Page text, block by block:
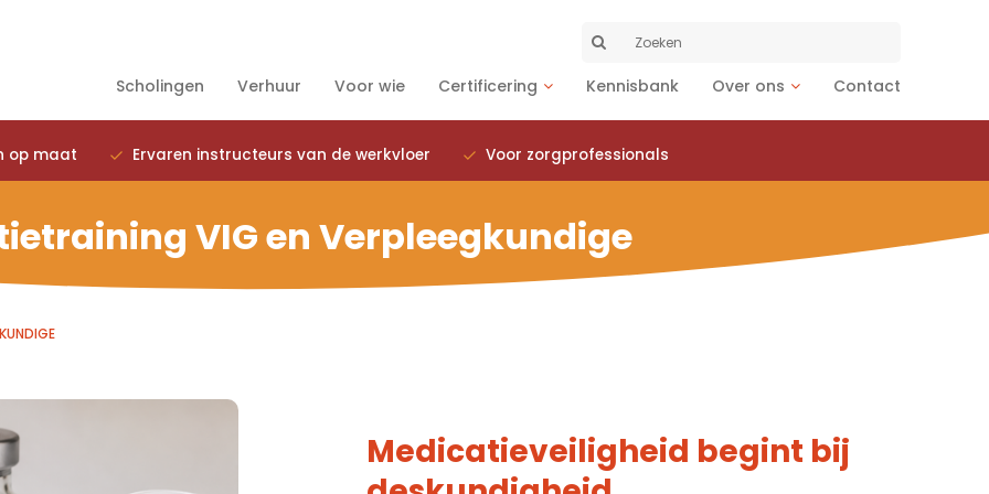
Zoeken
Scholingen
Verhuur Voor wie Certificering Kennisbank Over ons Contact
op maat Ervaren instructeurs van de werkvloer Voor zorgprofessionals
VIG en Verpleegkundige
Medicatieveiligheid begint bij